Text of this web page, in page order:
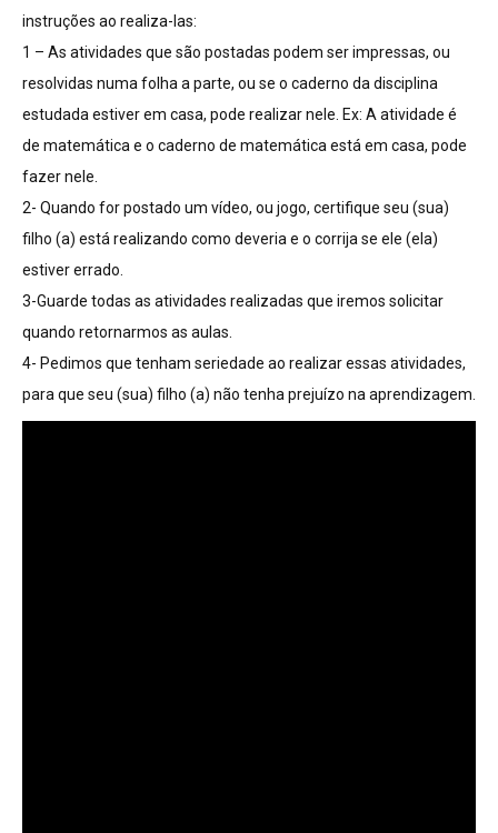
instruções ao realiza-las:
1 – As atividades que são postadas podem ser impressas, ou
resolvidas numa folha a parte, ou se o caderno da disciplina
estudada estiver em casa, pode realizar nele. Ex: A atividade é
de matemática e o caderno de matemática está em casa, pode
fazer nele.
2- Quando for postado um vídeo, ou jogo, certifique seu (sua)
filho (a) está realizando como deveria e o corrija se ele (ela)
estiver errado.
3-Guarde todas as atividades realizadas que iremos solicitar
quando retornarmos as aulas.
4- Pedimos que tenham seriedade ao realizar essas atividades,
para que seu (sua) filho (a) não tenha prejuízo na aprendizagem.